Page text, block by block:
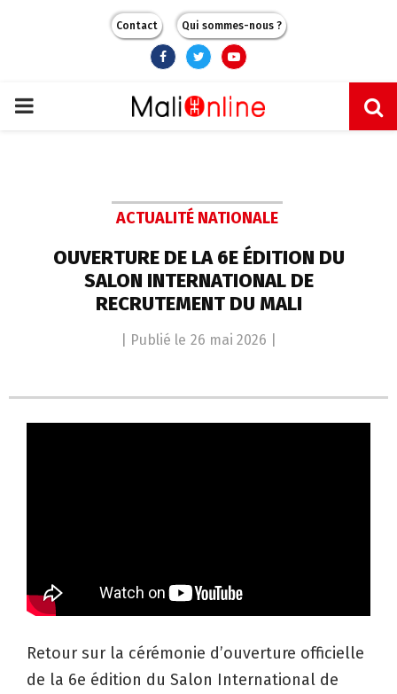
Contact Qui sommes-nous ?
FacebookTwitterYoutube
PRIMARY
ACTUALITÉ NATIONALE
OUVERTURE DE LA 6E ÉDITION DU
SALON INTERNATIONAL DE
RECRUTEMENT DU MALI
| Publié le 26 mai 2026
Retour sur la cérémonie d’ouverture officielle
de la 6e édition du Salon International de